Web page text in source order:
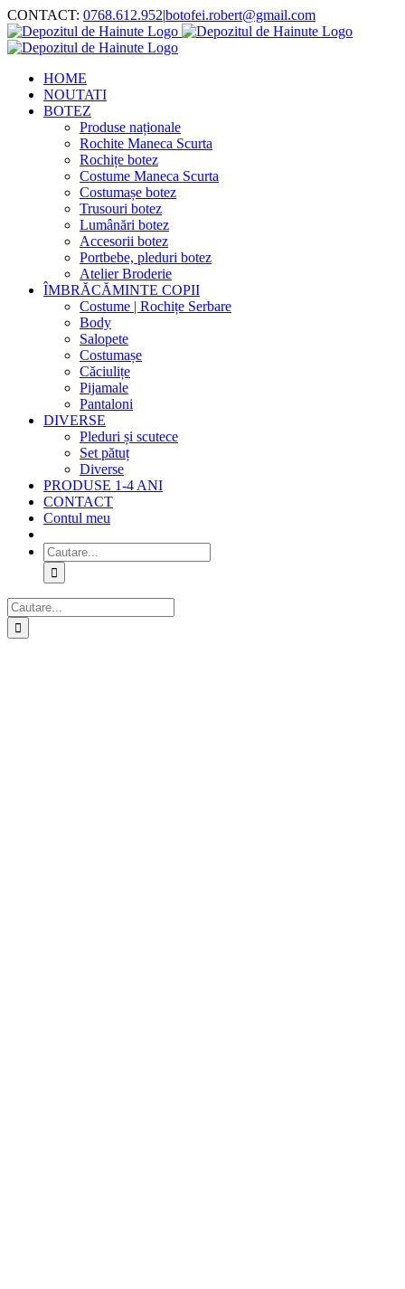
Skip
to
content
CONTACT: 0768.612.952|botofei.robert@gmail.com
HOME
NOUTATI
BOTEZ
Produse naționale
Rochite Maneca Scurta
Rochițe botez
Costume Maneca Scurta
Costumașe botez
Trusouri botez
Lumânări botez
Accesorii botez
Portbebe, pleduri botez
Atelier Broderie
ÎMBRĂCĂMINTE COPII
Costume | Rochițe Serbare
Body
Salopete
Costumașe
Căciulițe
Pijamale
Pantaloni
DIVERSE
Pleduri și scutece
Set pătuț
Diverse
PRODUSE 1-4 ANI
CONTACT
Contul meu
Cautare...
Cautare...